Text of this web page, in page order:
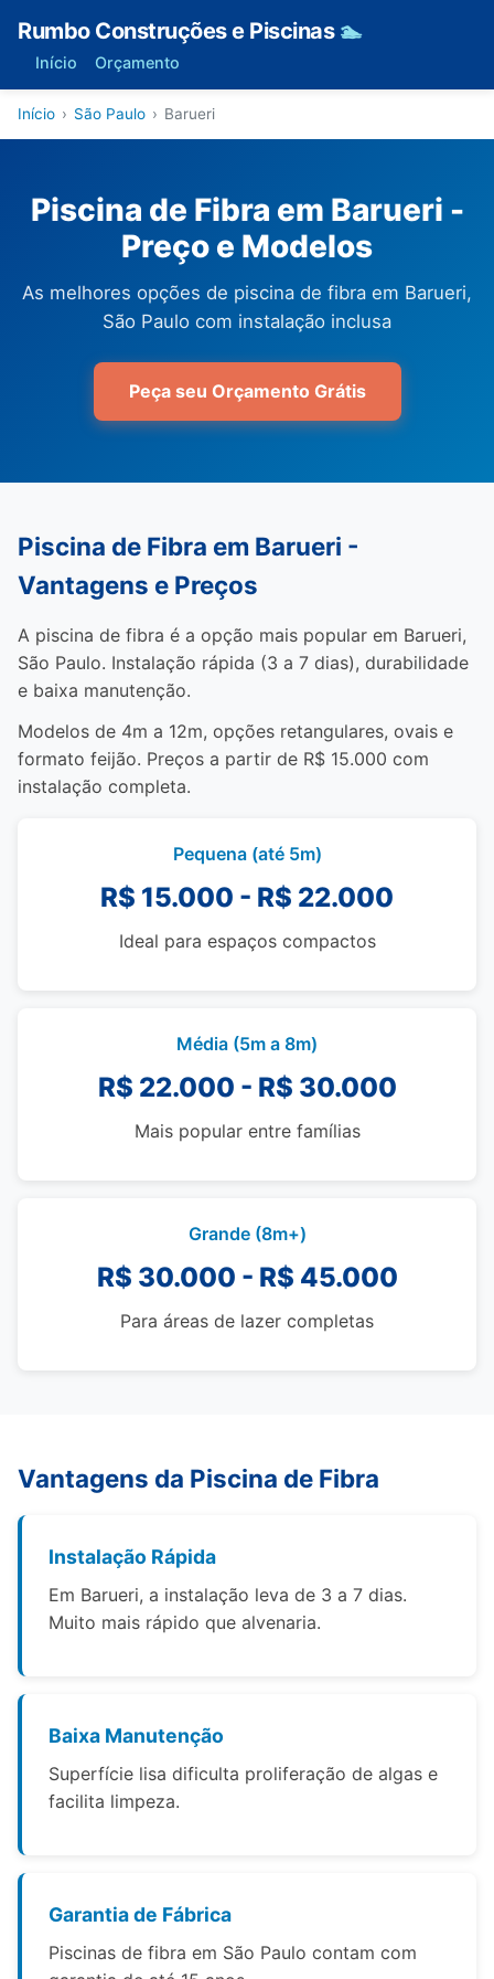
Rumbo Construções e Piscinas 🏊
Início Orçamento
Início › São Paulo › Barueri
Piscina de Fibra em Barueri -
Preço e Modelos
As melhores opções de piscina de fibra em Barueri,
São Paulo com instalação inclusa
Peça seu Orçamento Grátis
Piscina de Fibra em Barueri -
Vantagens e Preços
A piscina de fibra é a opção mais popular em Barueri,
São Paulo. Instalação rápida (3 a 7 dias), durabilidade
e baixa manutenção.
Modelos de 4m a 12m, opções retangulares, ovais e
formato feijão. Preços a partir de R$ 15.000 com
instalação completa.
Pequena (até 5m)
R$ 15.000 - R$ 22.000
Ideal para espaços compactos
Média (5m a 8m)
R$ 22.000 - R$ 30.000
Mais popular entre famílias
Grande (8m+)
R$ 30.000 - R$ 45.000
Para áreas de lazer completas
Vantagens da Piscina de Fibra
Instalação Rápida
Em Barueri, a instalação leva de 3 a 7 dias.
Muito mais rápido que alvenaria.
Baixa Manutenção
Superfície lisa dificulta proliferação de algas e
facilita limpeza.
Garantia de Fábrica
Piscinas de fibra em São Paulo contam com